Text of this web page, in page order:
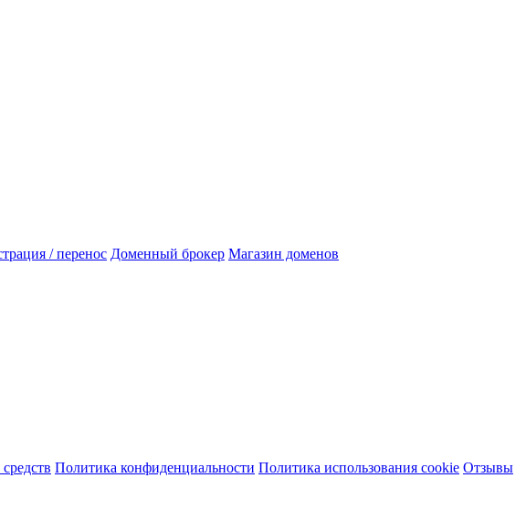
/ перенос Доменный брокер Магазин доменов
Политика конфиденциальности Политика использования cookie Отзывы